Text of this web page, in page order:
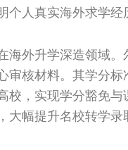
人真实海外求学经
海外升学深造领域
审核材料。其学分
校，实现学分豁免
幅提升名校转学录